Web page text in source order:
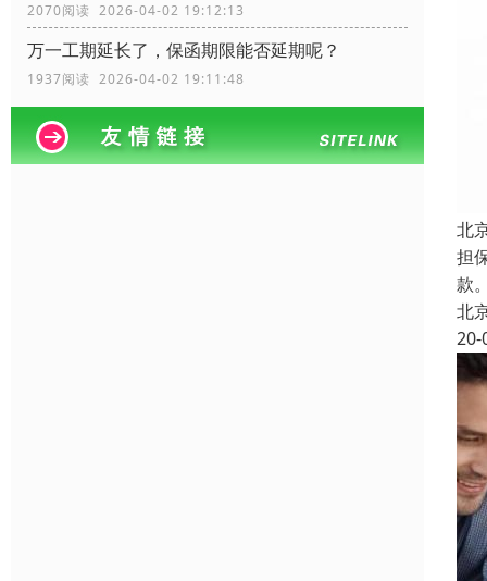
2070阅读 2026-04-02 19:12:13
万一工期延长了，保函期限能否延期呢？
1937阅读 2026-04-02 19:11:48
北
担
款
北
20-